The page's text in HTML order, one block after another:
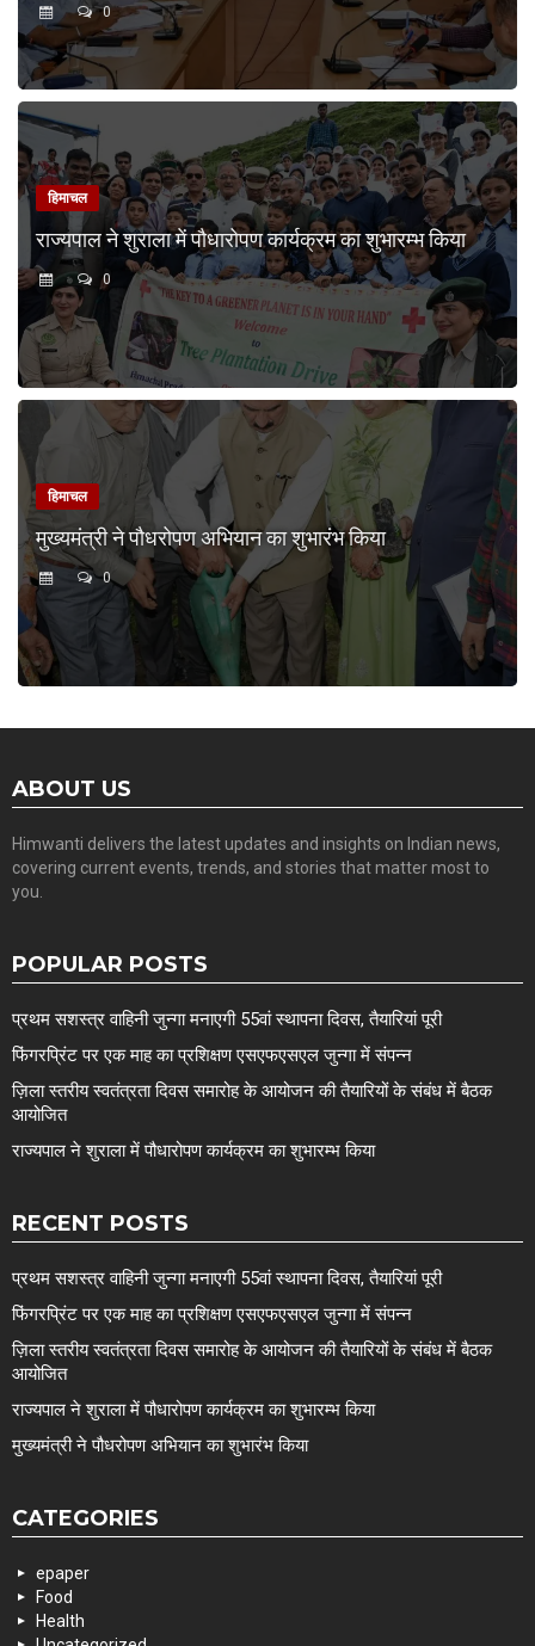
0
हिमाचल
राज्यपाल ने शुराला में पौधारोपण कार्यक्रम का शुभारम्भ किया
0
हिमाचल
मुख्यमंत्री ने पौधरोपण अभियान का शुभारंभ किया
0
ABOUT US
Himwanti delivers the latest updates and insights on Indian news,
covering current events, trends, and stories that matter most to
you.
POPULAR POSTS
प्रथम सशस्त्र वाहिनी जुन्गा मनाएगी 55वां स्थापना दिवस, तैयारियां पूरी
फिंगरप्रिंट पर एक माह का प्रशिक्षण एसएफएसएल जुन्गा में संपन्न
ज़िला स्तरीय स्वतंत्रता दिवस समारोह के आयोजन की तैयारियों के संबंध में बैठक
आयोजित
राज्यपाल ने शुराला में पौधारोपण कार्यक्रम का शुभारम्भ किया
RECENT POSTS
प्रथम सशस्त्र वाहिनी जुन्गा मनाएगी 55वां स्थापना दिवस, तैयारियां पूरी
फिंगरप्रिंट पर एक माह का प्रशिक्षण एसएफएसएल जुन्गा में संपन्न
ज़िला स्तरीय स्वतंत्रता दिवस समारोह के आयोजन की तैयारियों के संबंध में बैठक
आयोजित
राज्यपाल ने शुराला में पौधारोपण कार्यक्रम का शुभारम्भ किया
मुख्यमंत्री ने पौधरोपण अभियान का शुभारंभ किया
CATEGORIES
epaper
Food
Health